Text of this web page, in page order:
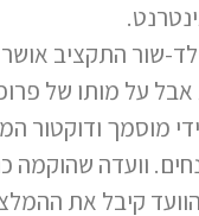
שור התקציב
ודוקטור
וועדה
קיבל את